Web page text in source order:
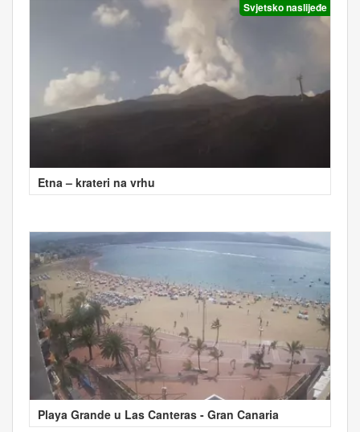
Svjetsko naslijeđe
Etna – krateri na vrhu
Playa Grande u Las Canteras - Gran Canaria